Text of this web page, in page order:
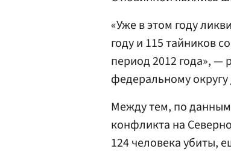
«Уже в этом году
году и 115 тайников
период 2012 года», —
федеральному округу
Между тем, по данным
конфликта на
124 человека убиты,